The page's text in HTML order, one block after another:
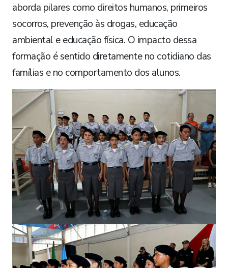
aborda pilares como direitos humanos, primeiros
socorros, prevenção às drogas, educação
ambiental e educação física. O impacto dessa
formação é sentido diretamente no cotidiano das
famílias e no comportamento dos alunos.